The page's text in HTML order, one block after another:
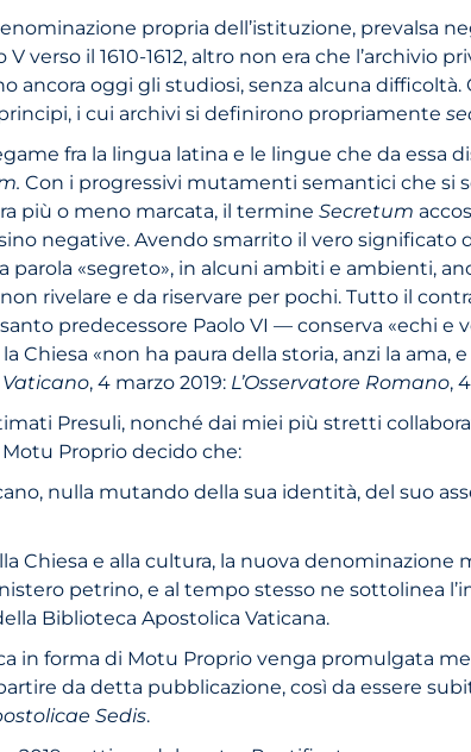
propria dell’istituzione, prevalsa
verso il 1610-1612, altro non era che l’archivio
oggi gli studiosi, senza alcuna difficoltà.
i cui archivi si definirono propriamente
fra la lingua latina e le lingue che da essa
Con i progressivi mutamenti semantici che si
più o meno marcata, il termine Secretum
negative. Avendo smarrito il vero significato
parola «segreto», in alcuni ambiti e ambienti,
rivelare e da riservare per pochi. Tutto il
predecessore Paolo VI — conserva «echi e
la Chiesa «non ha paura della storia, anzi la
Vaticano, 4 marzo 2019: L’Osservatore Romano,
Presuli, nonché dai miei più stretti
Proprio decido che:
nulla mutando della sua identità, del suo
Chiesa e alla cultura, la nuova
petrino, e al tempo stesso ne sottolinea
Biblioteca Apostolica Vaticana.
in forma di Motu Proprio venga promulgata
da detta pubblicazione, così da essere
Sedis.